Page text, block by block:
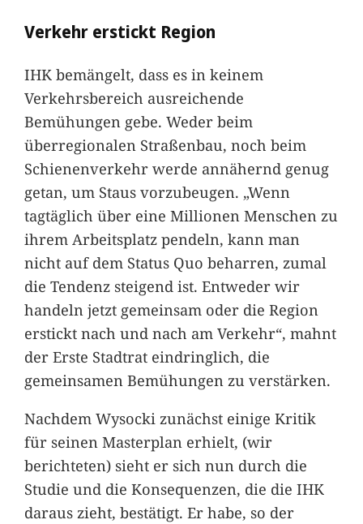
Verkehr erstickt Region
IHK bemängelt, dass es in keinem
Verkehrsbereich ausreichende
Bemühungen gebe. Weder beim
überregionalen Straßenbau, noch beim
Schienenverkehr werde annähernd genug
getan, um Staus vorzubeugen. „Wenn
tagtäglich über eine Millionen Menschen zu
ihrem Arbeitsplatz pendeln, kann man
nicht auf dem Status Quo beharren, zumal
die Tendenz steigend ist. Entweder wir
handeln jetzt gemeinsam oder die Region
erstickt nach und nach am Verkehr“, mahnt
der Erste Stadtrat eindringlich, die
gemeinsamen Bemühungen zu verstärken.
Nachdem Wysocki zunächst einige Kritik
für seinen Masterplan erhielt, (wir
berichteten) sieht er sich nun durch die
Studie und die Konsequenzen, die die IHK
daraus zieht, bestätigt. Er habe, so der